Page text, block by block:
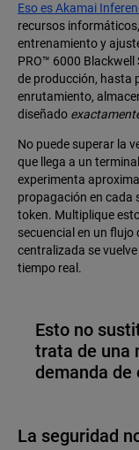
Eso es Akamai
recursos
entrenamiento y
PRO™ 6000
de producción, hasta
enrutamiento,
diseñado
No puede superar la
que llega a un
experimenta
propagación en cada
token. Multiplique
secuencial en un
centralizada se
tiempo real.
Esto no
trata de una
demanda de
La seguridad